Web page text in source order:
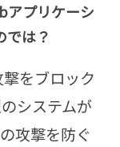
アプリケーシ
では？
をブロック
システムが
攻撃を防ぐ